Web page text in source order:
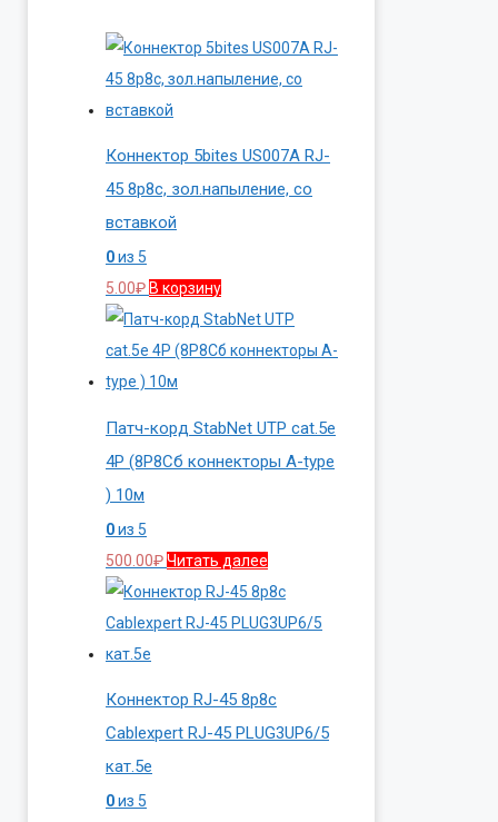
Коннектор 5bites US007A RJ-
45 8p8c, зол.напыление, со
вставкой
0из 5
5.00₽ В корзину
Патч-корд StabNet UTP cat.5e
4P (8P8Cб коннекторы A-type
) 10м
0из 5
500.00₽Читать далее
Коннектор RJ-45 8p8c
Cablexpert RJ-45 PLUG3UP6/5
кат.5e
0из 5